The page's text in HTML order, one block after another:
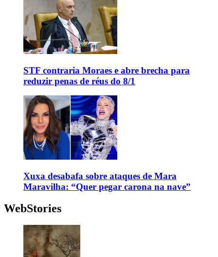
STF contraria Moraes e abre brecha para
reduzir penas de réus do 8/1
Xuxa desabafa sobre ataques de Mara
Maravilha: “Quer pegar carona na nave”
WebStories